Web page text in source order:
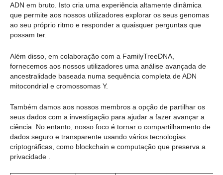
ADN em bruto. Isto cria uma experiência altamente dinâmica
que permite aos nossos utilizadores explorar os seus genomas
ao seu próprio ritmo e responder a quaisquer perguntas que
possam ter.
Além disso, em colaboração com a FamilyTreeDNA,
fornecemos aos nossos utilizadores uma análise avançada de
ancestralidade baseada numa sequência completa de ADN
mitocondrial e cromossomas Y.
Também damos aos nossos membros a opção de partilhar os
seus dados com a investigação para ajudar a fazer avançar a
ciência. No entanto, nosso foco é tornar o compartilhamento de
dados seguro e transparente usando vários tecnologias
criptográficas, como blockchain e computação que preserva a
privacidade .